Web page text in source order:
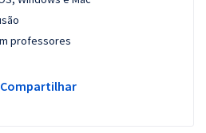
professores
Compartilhar